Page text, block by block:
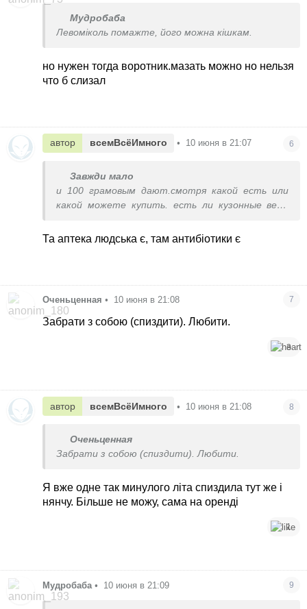
Мудробаба
Левоміколь помажте, його можна кішкам.
но нужен тогда воротник.мазать можно но нельзя
что б слизал
автор всемВсёИмного • 10 июня в 21:07 6
Завжди мало
и 100 грамовым дают.смотря какой есть или
какой можете купить. есть ли кузонные весы
Та аптека людська є, там антибіотики є
Оченьценная • 10 июня в 21:08 7
Забрати з собою (спиздити). Любити.
3
автор всемВсёИмного • 10 июня в 21:08 8
Оченьценная
Забрати з собою (спиздити). Любити.
Я вже одне так минулого літа спиздила тут же і
нянчу. Більше не можу, сама на оренді
1
Мудробаба • 10 июня в 21:09 9